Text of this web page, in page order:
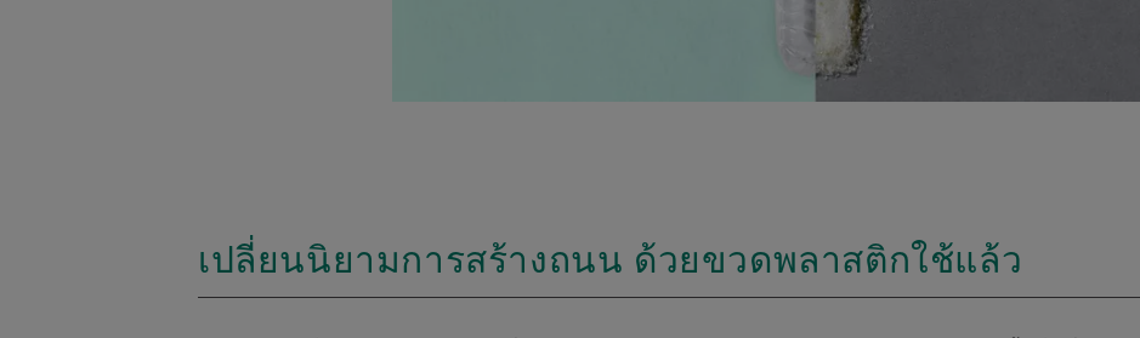
เปลี่ยนนิยามการสร้างถนน ด้วยขวดพลาสติกใช้แล้ว